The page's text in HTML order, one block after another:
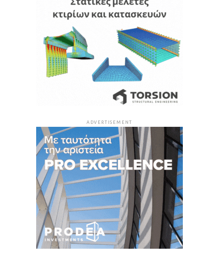
ADVERTISEMENT